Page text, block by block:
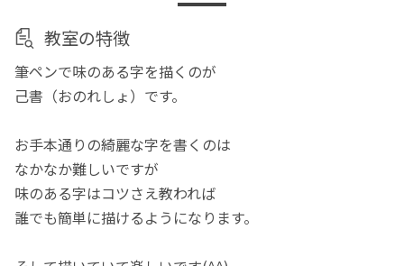
教室の特徴
筆ペンで味のある字を描くのが
己書（おのれしょ）です。
お手本通りの綺麗な字を書くのは
なかなか難しいですが
味のある字はコツさえ教われば
誰でも簡単に描けるようになります。